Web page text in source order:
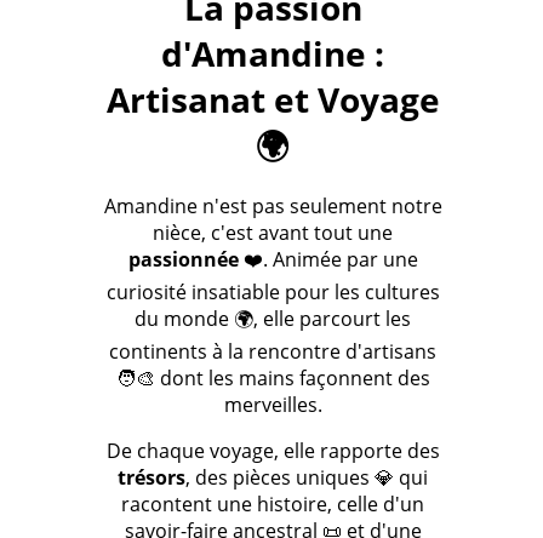
d'Amandine :
Artisanat et Voyage
🌍
Amandine n'est pas seulement notre
nièce, c'est avant tout une
passionnée❤️. Animée par une
curiosité insatiable pour les cultures
du monde 🌍, elle parcourt les
continents à la rencontre d'artisans
🧑‍🎨 dont les mains façonnent des
merveilles.
De chaque voyage, elle rapporte des
trésors, des pièces uniques 💎 qui
racontent une histoire, celle d'un
savoir-faire ancestral 📜 et d'une